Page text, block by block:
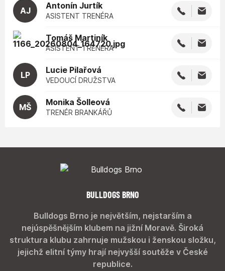
AJ Antonín Jurtík
ASISTENT TRENÉRA
Tomáš Martiník
ASISTENT TRENÉRA
LP Lucie Pilařová
VEDOUCÍ DRUŽSTVA
MŠ Monika Šolleová
TRENÉR BRANKÁŘŮ
BULLDOGS BRNO
Bulldogs Brno je největším, nejstarším a
nejúspěšnějším klubem na jižní Moravě. Široká
struktura klubu zahrnuje mužskou i ženskou složku,
jejichž elitní týmy hrají nejvyšší soutěže v České
republice.